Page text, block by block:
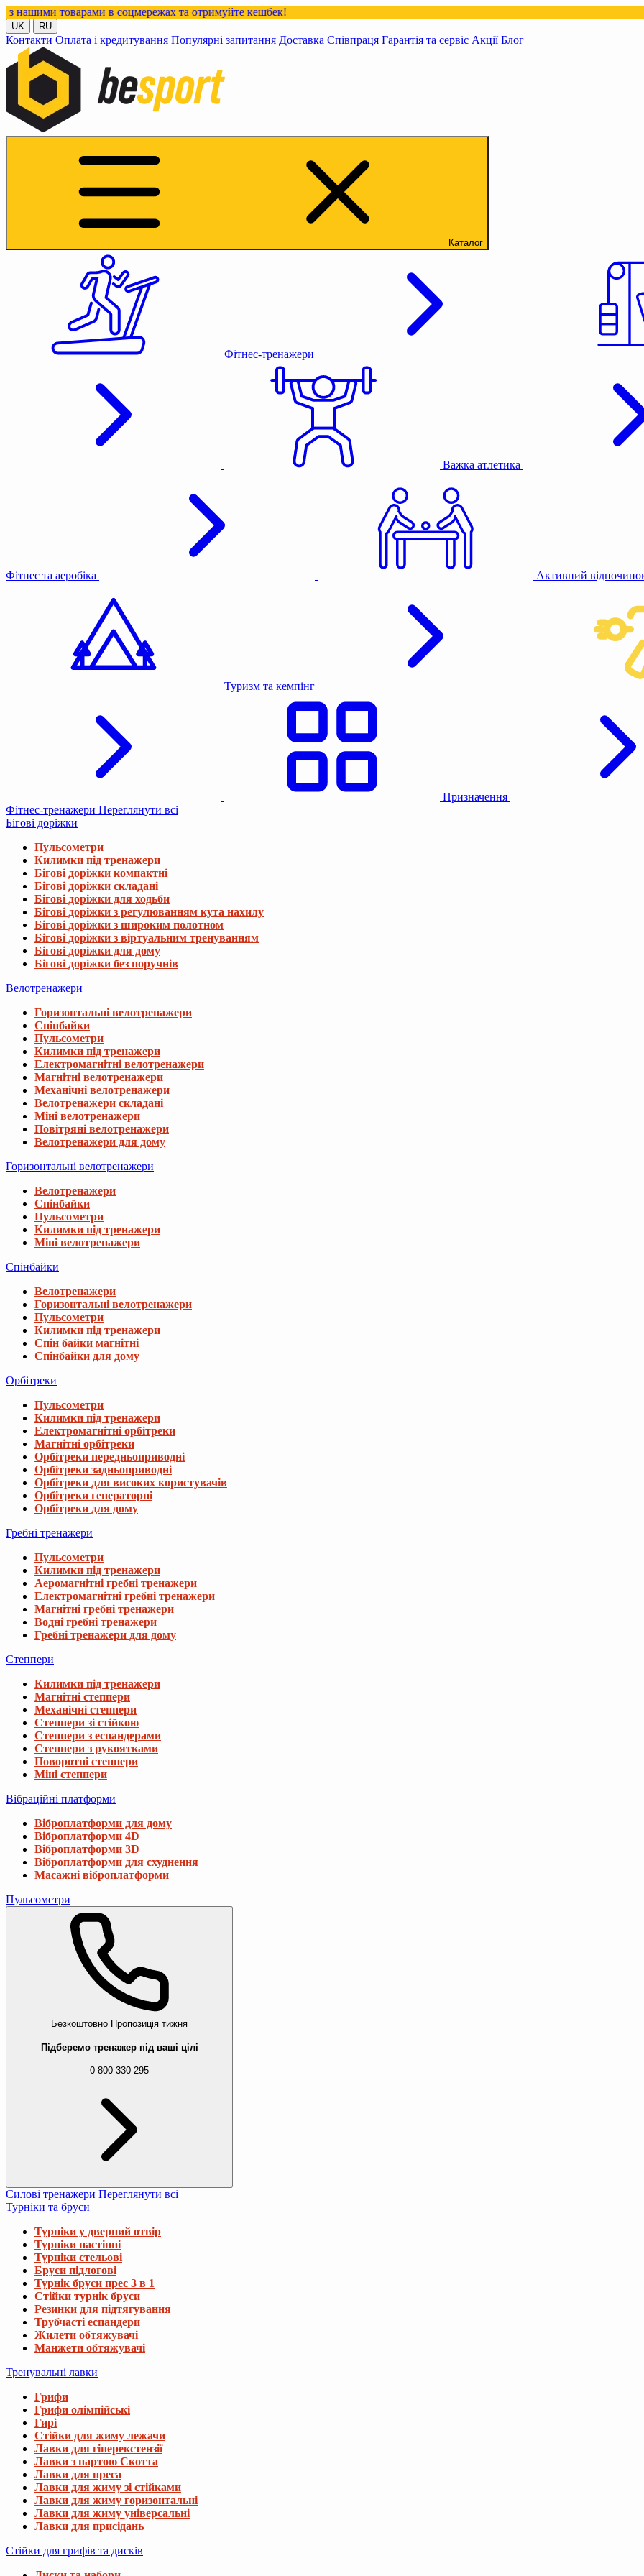
в соцмережах та отримуйте кешбек!
UK RU
Контакти Оплата і кредитування Популярні запитання Доставка Співпраця Гарантія та сервіс Акції Блог
Каталог
Фітнес-тренажери
Важка атлетика
Фітнес та аеробіка Активний
Туризм та кемпінг
Призначення
Фітнес-тренажери Переглянути всі
Бігові доріжки
Пульсометри
Килимки під тренажери
Бігові доріжки компактні
Бігові доріжки складані
Бігові доріжки для ходьби
Бігові доріжки з регулюванням кута нахилу
Бігові доріжки з широким полотном
Бігові доріжки з віртуальним тренуванням
Бігові доріжки для дому
Бігові доріжки без поручнів
Велотренажери
Горизонтальні велотренажери
Спінбайки
Пульсометри
Килимки під тренажери
Електромагнітні велотренажери
Магнітні велотренажери
Механічні велотренажери
Велотренажери складані
Міні велотренажери
Повітряні велотренажери
Велотренажери для дому
Горизонтальні велотренажери
Велотренажери
Спінбайки
Пульсометри
Килимки під тренажери
Міні велотренажери
Спінбайки
Велотренажери
Горизонтальні велотренажери
Пульсометри
Килимки під тренажери
Спін байки магнітні
Спінбайки для дому
Орбітреки
Пульсометри
Килимки під тренажери
Електромагнітні орбітреки
Магнітні орбітреки
Орбітреки передньоприводні
Орбітреки задньоприводні
Орбітреки для високих користувачів
Орбітреки генераторні
Орбітреки для дому
Гребні тренажери
Пульсометри
Килимки під тренажери
Аеромагнітні гребні тренажери
Електромагнітні гребні тренажери
Магнітні гребні тренажери
Водні гребні тренажери
Гребні тренажери для дому
Степпери
Килимки під тренажери
Магнітні степпери
Механічні степпери
Степпери зі стійкою
Степпери з еспандерами
Степпери з рукоятками
Поворотні степпери
Міні степпери
Вібраційні платформи
Віброплатформи для дому
Віброплатформи 4D
Віброплатформи 3D
Віброплатформи для схуднення
Масажні віброплатформи
Пульсометри
Безкоштовно Пропозиція тижня
Підберемо тренажер під ваші цілі
0 800 330 295
Силові тренажери Переглянути всі
Турніки та бруси
Турніки у дверний отвір
Турніки настінні
Турніки стельові
Бруси підлогові
Турнік бруси прес 3 в 1
Стійки турнік бруси
Резинки для підтягування
Трубчасті еспандери
Жилети обтяжувачі
Манжети обтяжувачі
Тренувальні лавки
Грифи
Грифи олімпійські
Гирі
Стійки для жиму лежачи
Лавки для гіперекстензії
Лавки з партою Скотта
Лавки для преса
Лавки для жиму зі стійками
Лавки для жиму горизонтальні
Лавки для жиму універсальні
Лавки для присідань
Стійки для грифів та дисків